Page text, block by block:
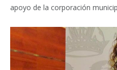
apoyo de la corporación